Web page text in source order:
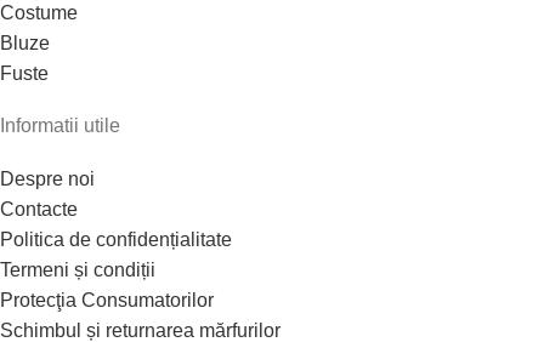
Costume
Bluze
Fuste
Informatii utile
Despre noi
Contacte
Politica de confidențialitate
Termeni și condiții
Protecţia Consumatorilor
Schimbul și returnarea mărfurilor